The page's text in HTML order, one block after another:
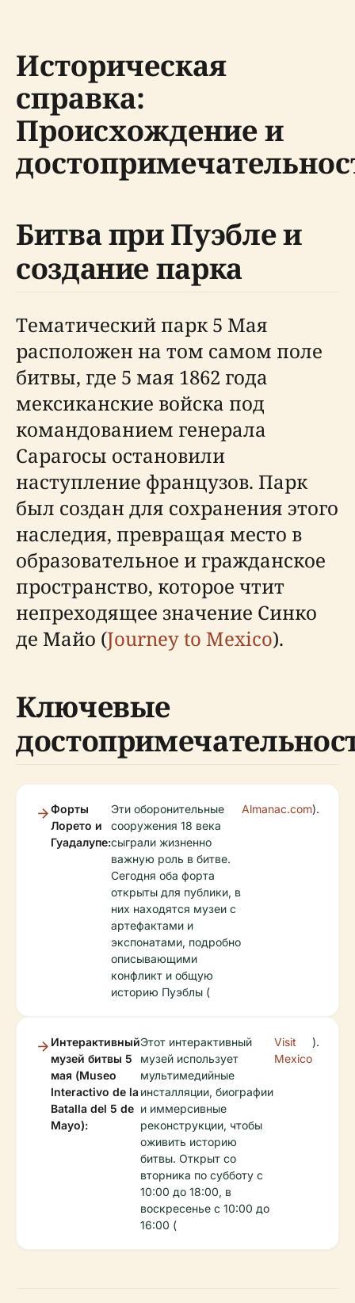
Историческая
справка:
Происхождение и
Битва при Пуэбле и
создание парка
Тематический парк 5 Мая
расположен на том самом поле
битвы, где 5 мая 1862 года
мексиканские войска под
командованием генерала
Сарагосы остановили
наступление французов. Парк
был создан для сохранения этого
наследия, превращая место в
образовательное и гражданское
пространство, которое чтит
непреходящее значение Синко
де Майо (Journey to Mexico).
Ключевые
Форты
Лорето и
Гуадалупе:
Эти оборонительные
сооружения 18 века
сыграли жизненно
важную роль в битве.
Сегодня оба форта
открыты для публики, в
них находятся музеи с
артефактами и
экспонатами, подробно
описывающими
конфликт и общую
историю Пуэблы (
Almanac.com).
Интерактивный
музей битвы 5
мая (Museo
Interactivo de la
Batalla del 5 de
Mayo):
Этот интерактивный
музей использует
мультимедийные
инсталляции, биографии
и иммерсивные
реконструкции, чтобы
оживить историю
битвы. Открыт со
вторника по субботу с
10:00 до 18:00, в
воскресенье с 10:00 до
16:00 (
Visit
Mexico
).